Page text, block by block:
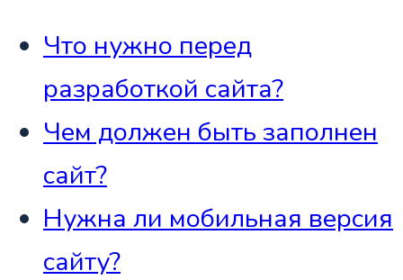
Что нужно перед
разработкой сайта?
Чем должен быть заполнен
сайт?
Нужна ли мобильная версия
сайту?